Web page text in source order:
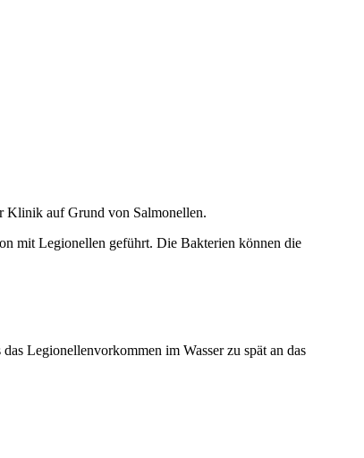
Klinik auf Grund von Salmonellen.
mit Legionellen geführt. Die Bakterien können die
Legionellenvorkommen im Wasser zu spät an das